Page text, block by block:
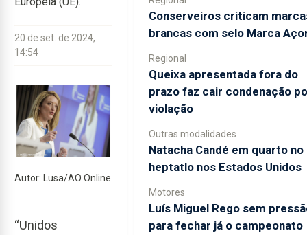
20 de set. de 2024,
14:54
Autor: Lusa/AO Online
“Unidos
Conserveiros criticam
brancas com selo Marca
Regional
Queixa apresentada fora do
prazo faz cair condenação
violação
Outras modalidades
Natacha Candé em quarto no
heptatlo nos Estados Unidos
Motores
Luís Miguel Rego sem
para fechar já o campeonato